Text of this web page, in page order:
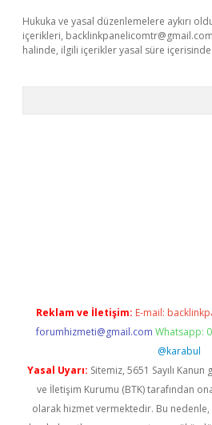
Hukuka ve yasal düzenlemelere aykırı
içerikleri, backlinkpanelicomtr@gmail.com
halinde, ilgili içerikler yasal süre içerisinde
Reklam ve İletişim: E-mail:
forumhizmeti@gmail.com Whatsapp:
@karabul
Yasal Uyarı: Sitemiz, 5651 Sayılı
ve İletişim Kurumu (BTK) tarafından
olarak hizmet vermektedir. Bu